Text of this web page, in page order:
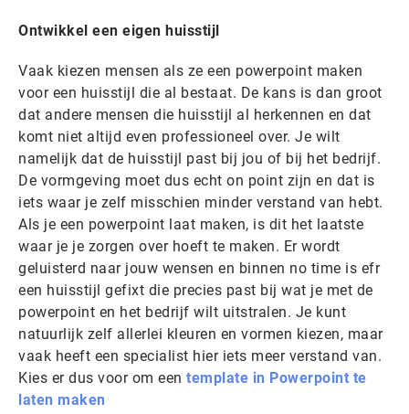
Ontwikkel een eigen huisstijl
Vaak kiezen mensen als ze een powerpoint maken
voor een huisstijl die al bestaat. De kans is dan groot
dat andere mensen die huisstijl al herkennen en dat
komt niet altijd even professioneel over. Je wilt
namelijk dat de huisstijl past bij jou of bij het bedrijf.
De vormgeving moet dus echt on point zijn en dat is
iets waar je zelf misschien minder verstand van hebt.
Als je een powerpoint laat maken, is dit het laatste
waar je je zorgen over hoeft te maken. Er wordt
geluisterd naar jouw wensen en binnen no time is efr
een huisstijl gefixt die precies past bij wat je met de
powerpoint en het bedrijf wilt uitstralen. Je kunt
natuurlijk zelf allerlei kleuren en vormen kiezen, maar
vaak heeft een specialist hier iets meer verstand van.
Kies er dus voor om een template in Powerpoint te
laten maken